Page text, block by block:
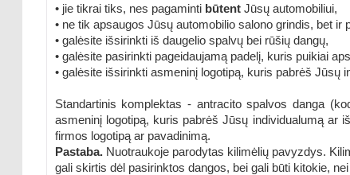
• jie tikrai tiks, nes pagaminti būtent Jūsų automobiliui,
• ne tik apsaugos Jūsų automobilio salono grindis, bet ir
• galėsite išsirinkti iš daugelio spalvų bei rūšių dangų,
• galėsite pasirinkti pageidaujamą padelį, kuris puikiai
• galėsite išsirinkti asmeninį logotipą, kuris pabrėš Jūsų
Standartinis komplektas - antracito spalvos danga
asmeninį logotipą, kuris pabrėš Jūsų individualumą ar
firmos logotipą ar pavadinimą.
Pastaba.Nuotraukoje parodytas kilimėlių pavyzdys.
gali skirtis dėl pasirinktos dangos, bei gali būti kitokie,